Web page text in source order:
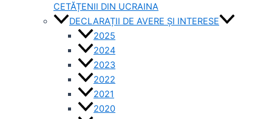
CETĂȚENII DIN UCRAINA
DECLARAȚII DE AVERE ȘI INTERESE
2025
2024
2023
2022
2021
2020